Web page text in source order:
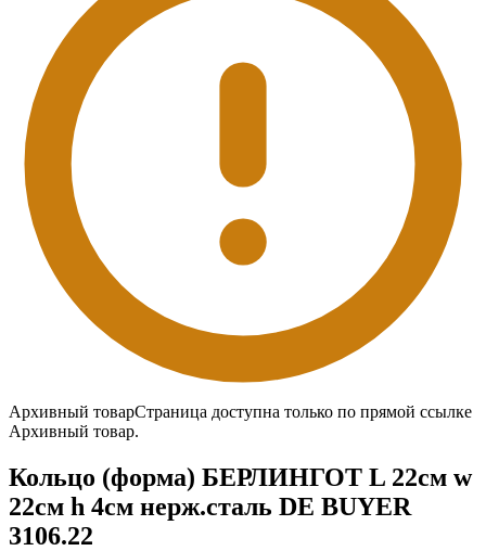
Архивный товарСтраница доступна только по прямой ссылке
Архивный товар.
Кольцо (форма) БЕРЛИНГОТ L 22см w
22см h 4см нерж.сталь DE BUYER
3106.22